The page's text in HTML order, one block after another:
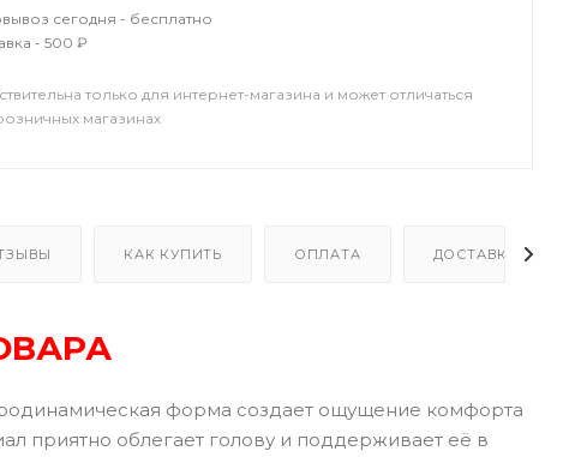
сегодня - бесплатно
- 500 ₽
только для интернет-магазина и может отличаться
магазинах
КАК КУПИТЬ ОПЛАТА ДОСТАВКА
форма создает ощущение комфорта
приятно облегает голову и поддерживает её в